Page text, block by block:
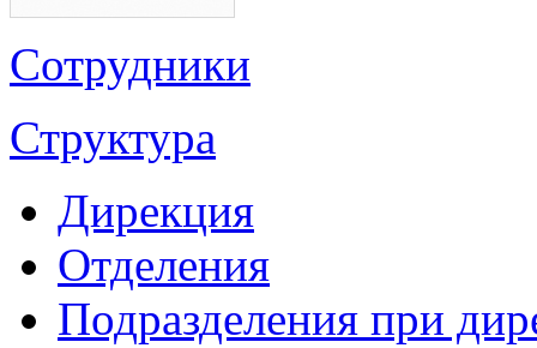
Сотрудники
Структура
Дирекция
Отделения
Подразделения при